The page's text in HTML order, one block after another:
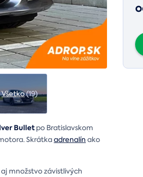
Všetko(19)
Bulletpo Bratislavskom
Skrátkaadrenalín ako
množstvo závistlivých